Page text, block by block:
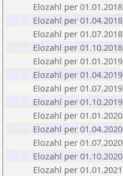
Elozahl per 01.01.2018
Elozahl per 01.04.2018
Elozahl per 01.07.2018
Elozahl per 01.10.2018
Elozahl per 01.01.2019
Elozahl per 01.04.2019
Elozahl per 01.07.2019
Elozahl per 01.10.2019
Elozahl per 01.01.2020
Elozahl per 01.04.2020
Elozahl per 01.07.2020
Elozahl per 01.10.2020
Elozahl per 01.01.2021